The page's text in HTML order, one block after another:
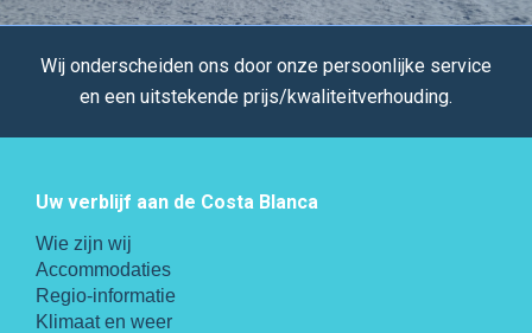
Wij onderscheiden ons door onze persoonlijke service
en een uitstekende prijs/kwaliteitverhouding.
Uw verblijf aan de Costa Blanca
Wie zijn wij
Accommodaties
Regio-informatie
Klimaat en weer